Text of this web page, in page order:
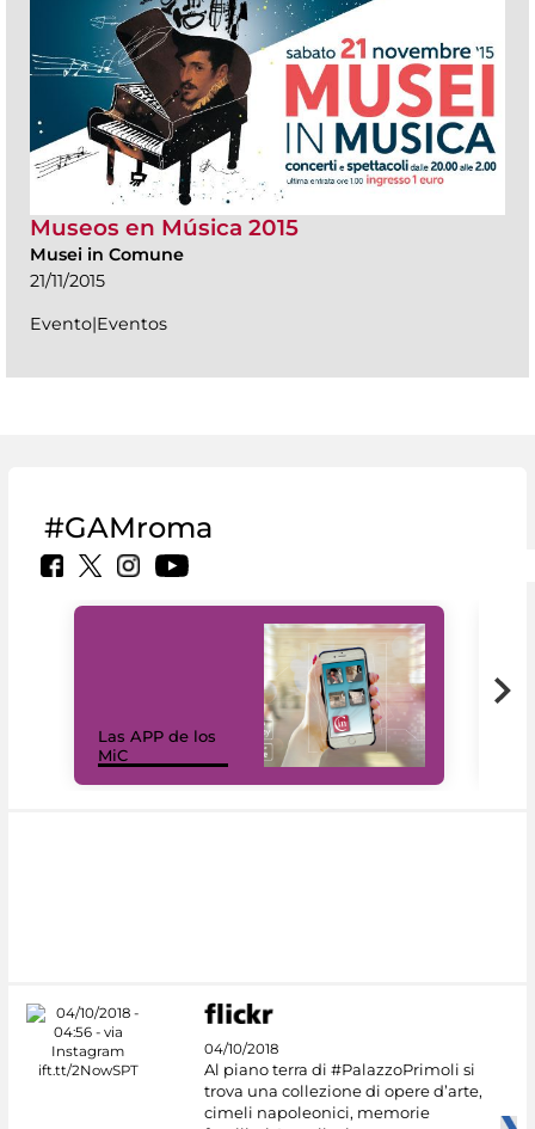
Museos en Música 2015
Musei in Comune
21/11/2015
Evento|Eventos
#GAMroma
Las APP de los
MiC
04/10/2018
Al piano terra di #PalazzoPrimoli si
trova una collezione di opere d’arte,
cimeli napoleonici, memorie